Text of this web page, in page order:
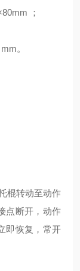
；
。
棍转动至动作
点断开，动作
即恢复，常开